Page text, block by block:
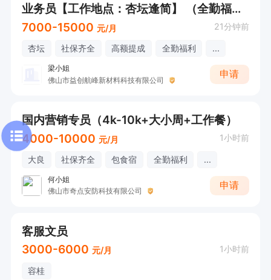
业务员【工作地点：杏坛逢简】 （全勤福利+社保齐全+接受应届生）
7000-15000 元/月 21分钟前
杏坛 社保齐全 高额提成 全勤福利 ...
梁小姐
佛山市益创航峰新材料科技有限公司
申请
国内营销专员（4k-10k+大小周+工作餐）
4000-10000 元/月 1小时前
大良 社保齐全 包食宿 全勤福利 ...
何小姐
佛山市奇点安防科技有限公司
申请
客服文员
3000-6000 元/月 1小时前
容桂